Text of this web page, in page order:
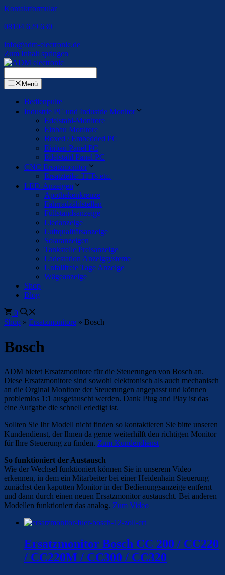
Kontaktformular
08104 629 630
info@adm-electronic.de
Zum Inhalt springen
Menü
Bedienpulte
Industrie PC und Industrie Monitor
Edelstahl-Monitore
Einbau Monitore
Boxed / Embedded PC
Einbau Panel PC
Edelstahl Panel PC
CNC Ersatzmonitor
Ersatzteile: TFTs etc.
LED-Anzeigen
Apothekenkreuze
Fahrradzählstellen
Füllstandsanzeige
Liedanzeige
Luftqualitätsanzeige
Solaranzeigen
Tankstelle Preisanzeige
Ladestation Anzeigsysteme
Unfallfreie Tage Anzeige
Wägeanzeige
Shop
Blog
0
Shop » Ersatzmonitore » Bosch
Bosch
ADM bietet Ersatzmonitore für die Steuerungen von Bosch an.
Diese Ersatzmonitore sind sowohl elektronisch als auch mechanisch
an die Orginal Monitore der Steuerungen angepasst und können
problemlos 1:1 ausgetauscht werden. Dank Plug and Play ist das
eine Aufgabe die schnell erledigt ist.
Sollten Sie Ihr Modell nicht finden so kontaktieren Sie bitte unseren
Kundendienst, der Ihnen da gerne weiterhilft den richtigen Monitor
für Ihre Steuerung zu finden. Zum Kundendienst
So funktioniert der Austausch
Wie der Wechsel funktioniert können Sie in unserem Video
erkennen, in dem ein Mitarbeiter bei einer Heidenhain Steuerung
zunächst den kaputten Monitor in der Bedienungsanzeige entfernt
und dann durch einen neuen Ersatzmonitor austauscht. Bei anderen
Modellen funktioniert das analog. Zum Video
Ersatzmonitor Bosch CC 200 / CC220
/ CC220M / CC300 / CC320